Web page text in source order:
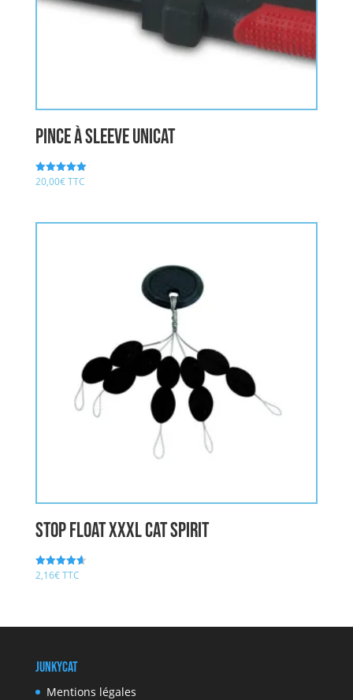
pince à sleeve UNICAT
Note
5.00
20,00€TTC
STOP FLOAT XXXL CAT SPIRIT
Note
4.67
2,16€TTC
JunkyCat
Mentions légales